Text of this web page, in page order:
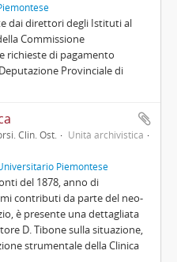
dai direttori degli Istituti al
Commissione
richieste di pagamento
Provinciale di
Clin. Ost.
Unità archivistica
Piemontese
del 1878, anno di
contributi da parte del neo-
è presente una dettagliata
D. Tibone sulla situazione,
strumentale della Clinica